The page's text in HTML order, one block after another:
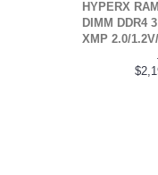
HYPERX
DIMM DDR4
XMP 2.0/